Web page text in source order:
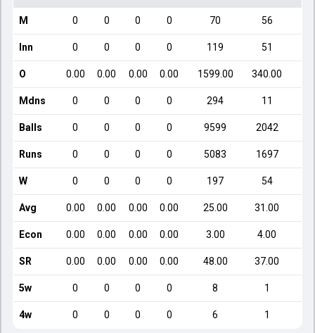
M 0 0 0 0 70 56
Inn 0 0 0 0 119 51
O 0.00 0.00 0.00 0.00 1599.00 340.00
Mdns 0 0 0 0 294 11
Balls 0 0 0 0 9599 2042
Runs 0 0 0 0 5083 1697
W 0 0 0 0 197 54
Avg 0.00 0.00 0.00 0.00 25.00 31.00
Econ 0.00 0.00 0.00 0.00 3.00 4.00
SR 0.00 0.00 0.00 0.00 48.00 37.00
5w 0 0 0 0 8 1
4w 0 0 0 0 6 1